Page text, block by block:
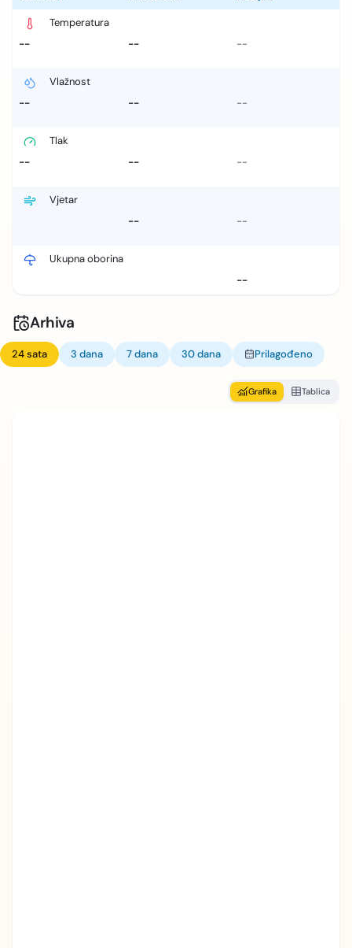
Temperatura
--
-- --
Vlažnost
--
-- --
Tlak
--
-- --
Vjetar
--
--
Ukupna oborina
--
Arhiva
24 sata 3 dana 7 dana 30 dana Prilagođeno
Grafika Tablica